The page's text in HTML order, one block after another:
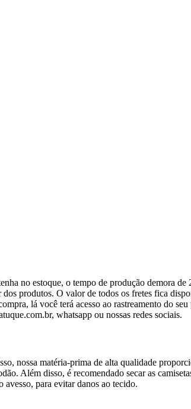
no estoque, o tempo de produção demora
produtos. O valor de todos os fretes fica
lá você terá acesso ao rastreamento do
whatsapp ou nossas redes sociais.
nossa matéria-prima de alta qualidade
Além disso, é recomendado secar as
avesso, para evitar danos ao tecido.